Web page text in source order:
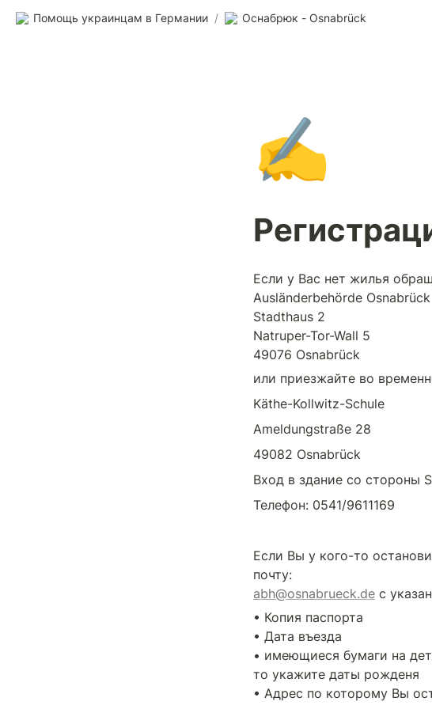
Помощь украинцам в Германии / Оснабрюк - Osnabrück
✍️
Если у Вас нет жилья
Ausländerbehörde Osnabrück
Stadthaus 2
Natruper-Tor-Wall 5
49076 Osnabrück
или приезжайте во
Käthe-Kollwitz-Schule
Ameldungstraße 28
49082 Osnabrück
Вход в здание со стороны
Телефон: 0541/9611169
Если Вы у кого-то
abh@osnabrueck.de с
• Копия паспорта
• Дата въезда
• имеющиеся бумаги на
то укажите даты рожденя
• Адрес по которому Вы